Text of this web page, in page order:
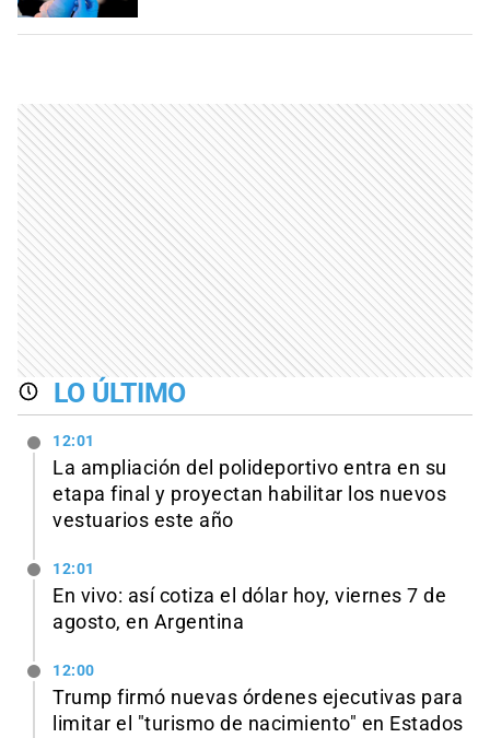
LO ÚLTIMO
12:01
La ampliación del polideportivo entra en su
etapa final y proyectan habilitar los nuevos
vestuarios este año
12:01
En vivo: así cotiza el dólar hoy, viernes 7 de
agosto, en Argentina
12:00
Trump firmó nuevas órdenes ejecutivas para
limitar el "turismo de nacimiento" en Estados